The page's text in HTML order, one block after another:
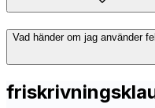
Vad händer om jag använder